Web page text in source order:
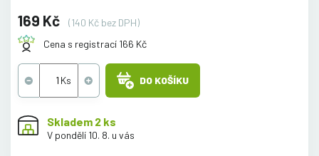
169 Kč
(140 Kč bez DPH)
Cena s registrací 166 Kč
DO KOŠÍKU
Skladem 2 ks
V pondělí 10. 8. u vás